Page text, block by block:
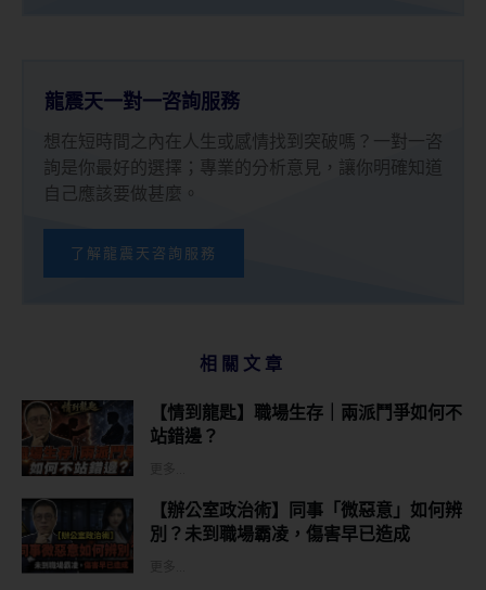
龍震天一對一咨詢服務
想在短時間之內在人生或感情找到突破嗎？一對一咨
詢是你最好的選擇；專業的分析意見，讓你明確知道
自己應該要做甚麼。
了解龍震天咨詢服務
相關文章
【情到龍匙】職場生存｜兩派鬥爭如何不
站錯邊？
【辦公室政治術】同事「微惡意」如何辨
別？未到職場霸凌，傷害早已造成